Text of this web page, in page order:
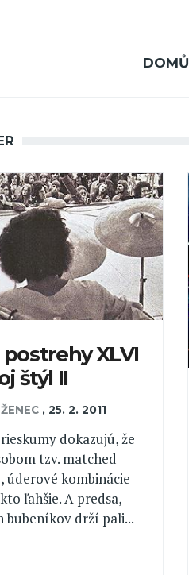
DOMŮ
XLVI
štýl II
,25. 2. 2011
dokazujú, že
tzv. matched
úderové kombinácie
ľahšie. A predsa,
bubeníkov drží pali...